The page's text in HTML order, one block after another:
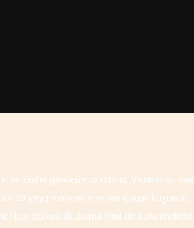
bölümler gereksiz uzatılmış. Yazının bu
yaygın olarak görülen guguk
psikolojik drama filmi de